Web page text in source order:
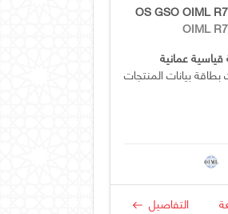
OS GSO OIML
OIML
عمانية
بيانات المنتجات
التفاصيل